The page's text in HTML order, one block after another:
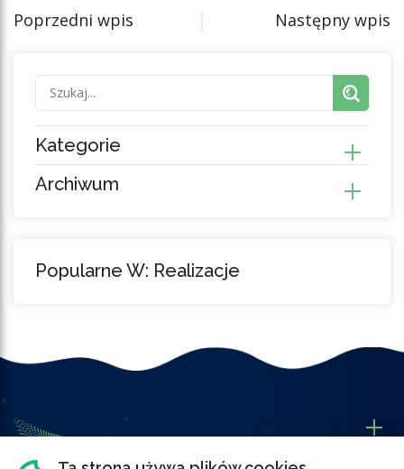
Poprzedni wpis Następny wpis
Kategorie
Archiwum
Popularne W: Realizacje